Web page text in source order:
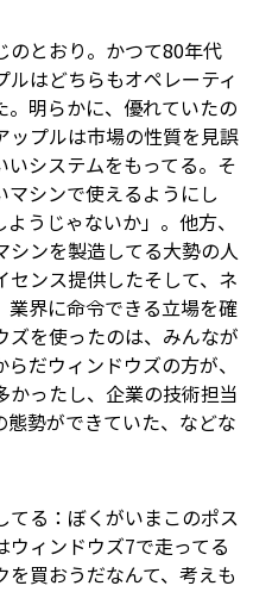
のとおり。かつて80年代
はどちらもオペレーティ
。明らかに、優れていたの
ップルは市場の性質を見誤
システムをもってる。そ
マシンで使えるようにし
うじゃないか」。他方、
シンを製造してる大勢の人
ンス提供した――そして、ネ
業界に命令できる立場を確
を使ったのは、みんなが
だ――ウィンドウズの方が、
ったし、企業の技術担当
勢ができていた、などな
てる：ぼくがいまこのポス
ウィンドウズ7で走ってる
買おうだなんて、考えも